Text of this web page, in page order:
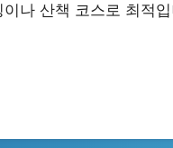
나 산책 코스로 최적